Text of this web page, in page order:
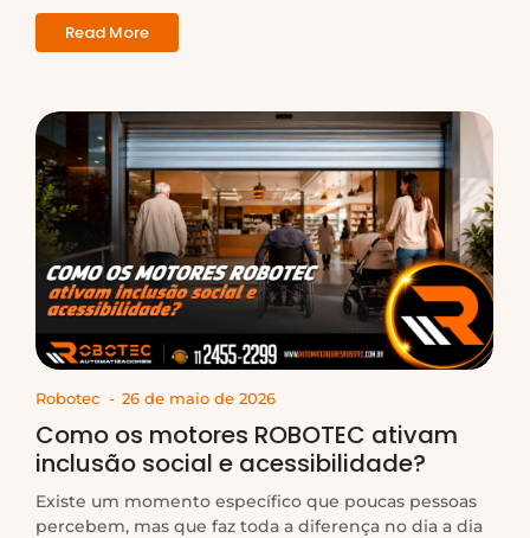
Read More
Robotec - 26 de maio de 2026
Como os motores ROBOTEC ativam
inclusão social e acessibilidade?
Existe um momento específico que poucas pessoas
percebem, mas que faz toda a diferença no dia a dia